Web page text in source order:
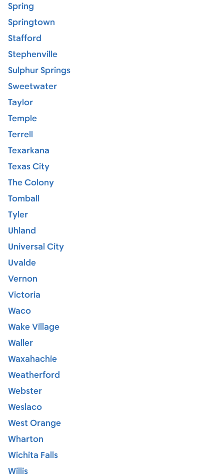
Spring
Springtown
Stafford
Stephenville
Sulphur Springs
Sweetwater
Taylor
Temple
Terrell
Texarkana
Texas City
The Colony
Tomball
Tyler
Uhland
Universal City
Uvalde
Vernon
Victoria
Waco
Wake Village
Waller
Waxahachie
Weatherford
Webster
Weslaco
West Orange
Wharton
Wichita Falls
Willis